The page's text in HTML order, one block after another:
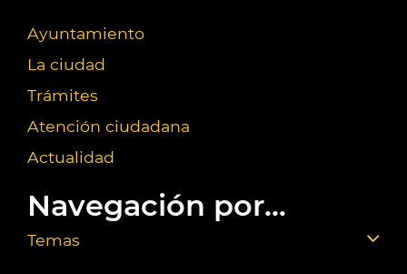
Ayuntamiento
La ciudad
Trámites
Atención ciudadana
Actualidad
Navegación por...
Temas